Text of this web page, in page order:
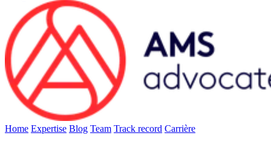
Home Expertise Blog Team Track record Carrière